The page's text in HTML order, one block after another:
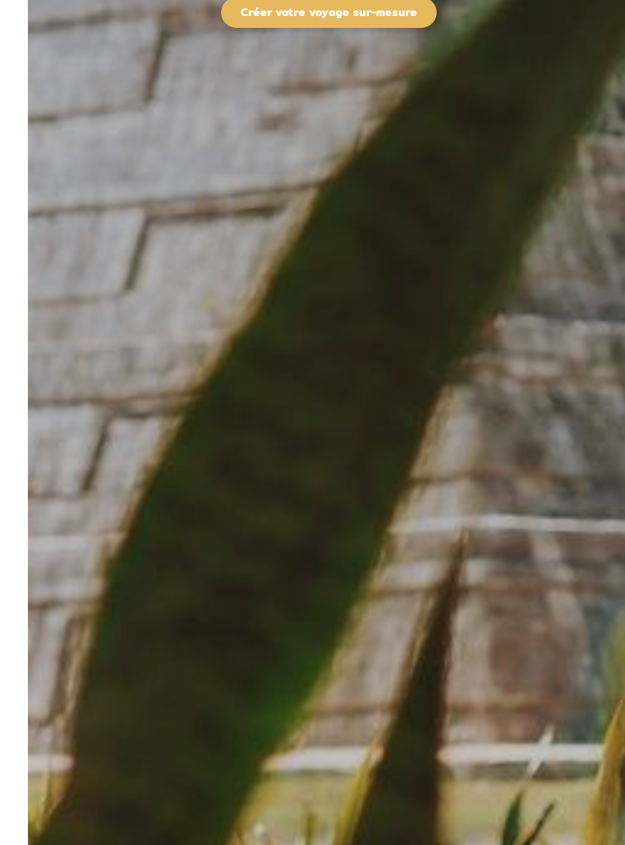
Créer votre voyage sur-mesure